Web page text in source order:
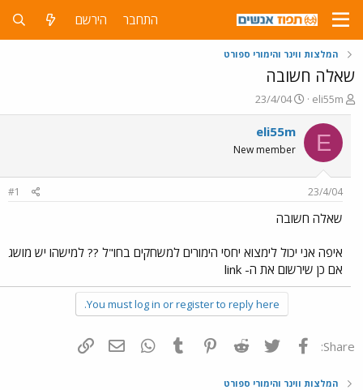
התחבר הירשם
המלצות ווינר והימורי ספורט
שאלה חשובה
פ
ו
ת
ח
ה
ש
א
eli55m
פ
ו
ר
ם
ר
23/4/04
E
eli55m
New member
23/4/04
#1
שאלה חשובה
איפה אני יכול לימצוא יחסי הימורים למשחקים בחו"ל ?? למישהו יש מושג
אם כן שירשום את ה- link
You must log in or register to reply here.
Share: פייסבוק Twitter
Reddit
Pinterest
Tumblr
WhatsAppדואר אלקטרוני
המלצות ווינר והימורי ספורט